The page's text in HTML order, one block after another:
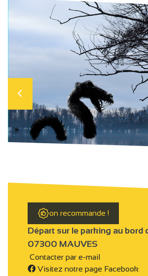
on recommande !
Départ sur le parking au bord
07300 MAUVES
Contacter par e-mail
Visitez notre page Facebook